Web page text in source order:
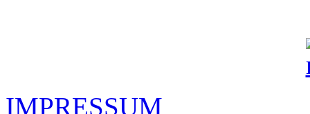
IMPRESSUM